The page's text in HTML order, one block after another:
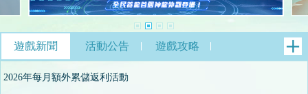
遊戲新聞 活動公告 遊戲攻略
2026年每月額外累儲返利活動